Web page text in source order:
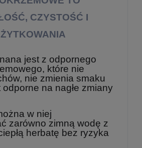
CZYSTOŚĆ I
jest z odpornego
które nie
nie zmienia smaku
na nagłe zmiany
w niej
zarówno zimną wodę z
herbatę bez ryzyka